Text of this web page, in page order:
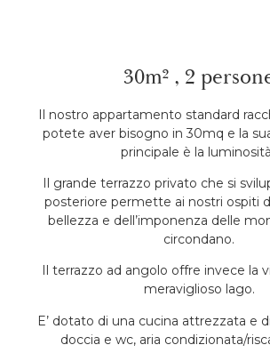
30m² , 2
Il nostro appartamento standard
potete aver bisogno in 30mq e la
principale è la
Il grande terrazzo privato che si
posteriore permette ai nostri ospiti
bellezza e dell’imponenza delle
circondano.
Il terrazzo ad angolo offre invece la
meraviglioso lago.
E’ dotato di una cucina attrezzata e
doccia e wc, aria condizionata/